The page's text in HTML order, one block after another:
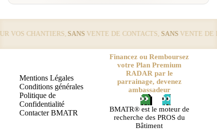
CHANTIERS, SANSVENTE DE CONTACTS,SANSVENTE DE
Mentions Légales
Conditions générales
Politique de
Confidentialité
Contacter BMATR
Financez ou Remboursez
votre Plan Premium
RADAR par le
parrainage, devenez
ambassadeur
BMATR® est le moteur de
recherche des PROS du
Bâtiment